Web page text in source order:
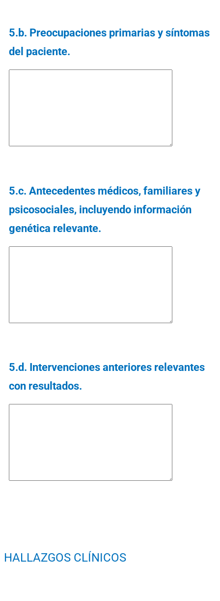
5.b. Preocupaciones primarias y síntomas
del paciente.
5.c. Antecedentes médicos, familiares y
psicosociales, incluyendo información
genética relevante.
5.d. Intervenciones anteriores relevantes
con resultados.
HALLAZGOS CLÍNICOS